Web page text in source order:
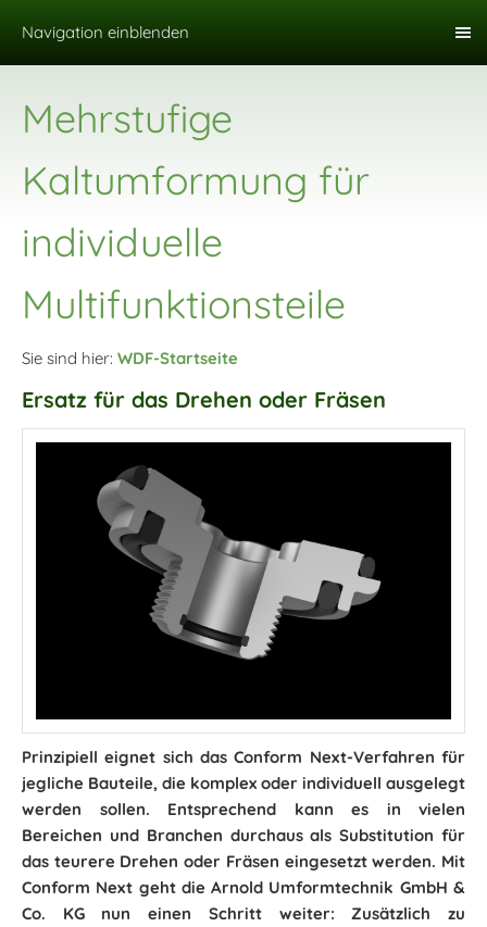
Navigation einblenden
Mehrstufige
Kaltumformung für
individuelle
Multifunktionsteile
Sie sind hier: WDF-Startseite
Ersatz für das Drehen oder Fräsen
Prinzipiell eignet sich das Conform Next-Verfahren für
jegliche Bauteile, die komplex oder individuell ausgelegt
werden sollen. Entsprechend kann es in vielen
Bereichen und Branchen durchaus als Substitution für
das teurere Drehen oder Fräsen eingesetzt werden. Mit
Conform Next geht die Arnold Umformtechnik GmbH &
Co. KG nun einen Schritt weiter: Zusätzlich zu